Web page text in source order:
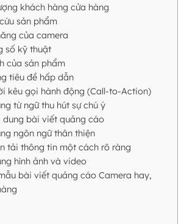
khách hàng cửa hàng
sản phẩm
của camera
số kỹ thuật
của sản phẩm
tiêu đề hấp dẫn
kêu gọi hành động (Call-to-Action)
từ ngữ thu hút sự chú ý
dung bài viết quảng cáo
ngôn ngữ thân thiện
tải thông tin một cách rõ ràng
hình ảnh và video
bài viết quảng cáo Camera hay,